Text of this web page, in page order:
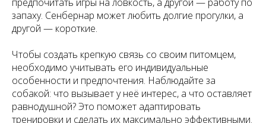
запаху. Сенбернар может любить долгие прогулки, а
другой — короткие.
Чтобы создать крепкую связь со своим питомцем,
необходимо учитывать его индивидуальные
особенности и предпочтения. Наблюдайте за
собакой: что вызывает у неё интерес, а что оставляет
равнодушной? Это поможет адаптировать
тренировки и сделать их максимально эффективными.